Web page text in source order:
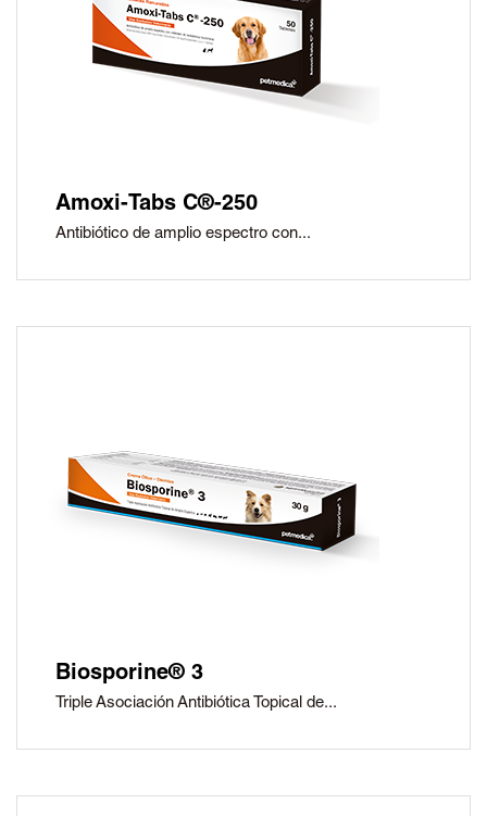
Amoxi-Tabs C®-250
Antibiótico de amplio espectro con...
Biosporine® 3
Triple Asociación Antibiótica Topical de...